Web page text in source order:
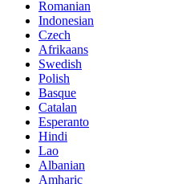
Romanian
Indonesian
Czech
Afrikaans
Swedish
Polish
Basque
Catalan
Esperanto
Hindi
Lao
Albanian
Amharic